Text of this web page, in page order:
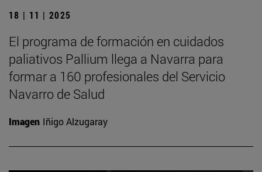
18 | 11 | 2025
El programa de formación en cuidados
paliativos Pallium llega a Navarra para
formar a 160 profesionales del Servicio
Navarro de Salud
Imagen Iñigo Alzugaray